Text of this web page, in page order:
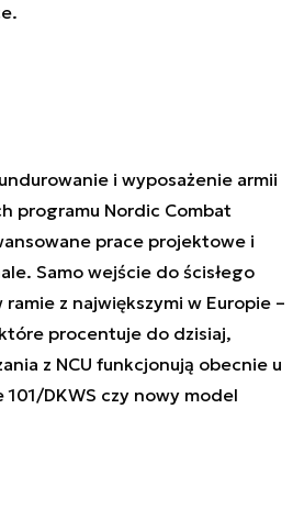
i wyposażenie armii
programu Nordic Combat
prace projektowe i
Samo wejście do ścisłego
z największymi w Europie –
procentuje do dzisiaj,
z NCU funkcjonują obecnie u
DKWS czy nowy model